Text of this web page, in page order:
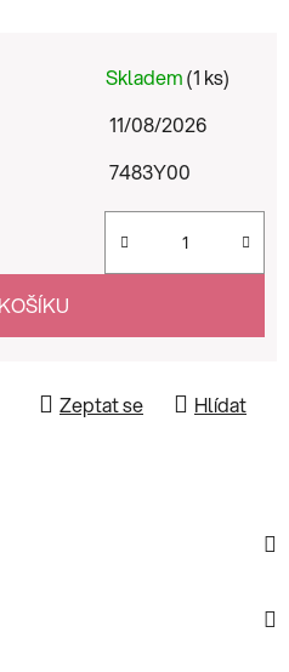
Skladem(1 ks)
11/08/2026
7483Y00
Zeptat se Hlídat